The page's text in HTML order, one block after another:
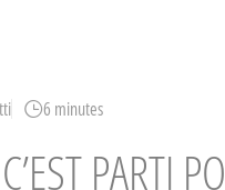
6 minutes
PARTI